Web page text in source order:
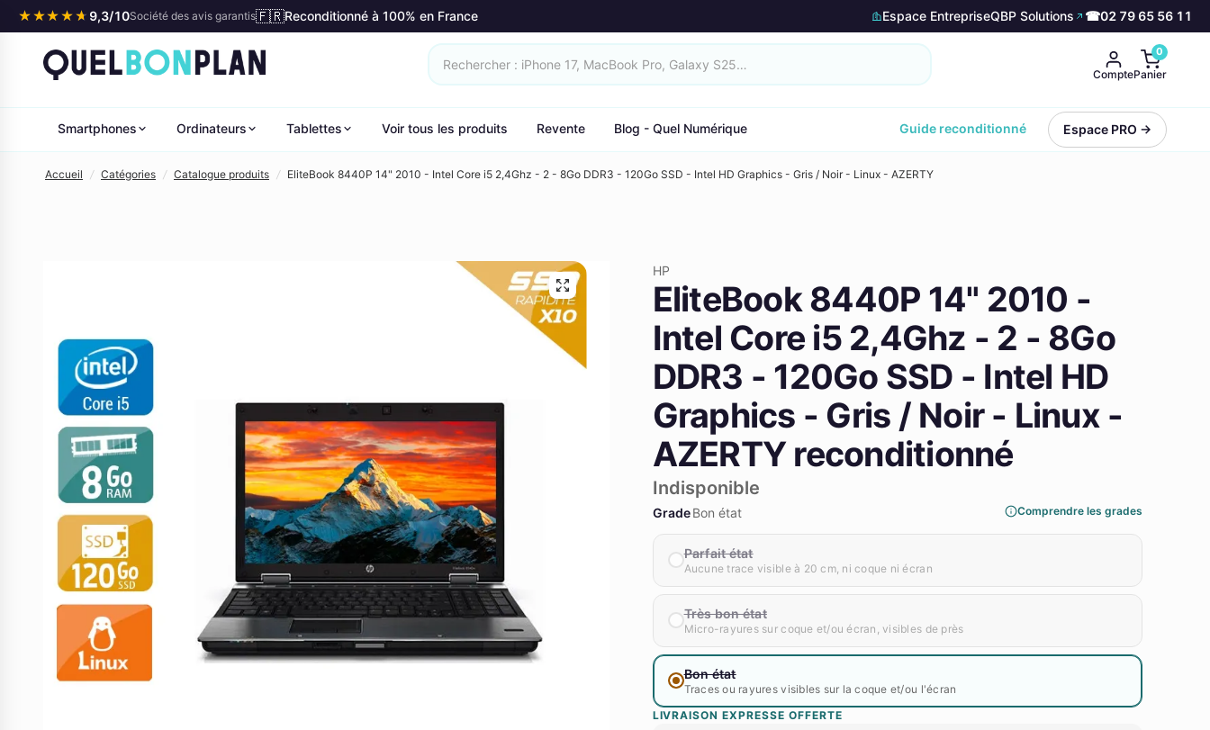
★★★★★
★★★★★ 9,3/10Société des avis garantis🇫🇷Reconditionné à 100% en France Espace EntrepriseQBP Solutions ☎02 79 65 56 11
Compte
0
Panier
Smartphones Ordinateurs Tablettes Voir tous les produits Revente Blog - Quel Numérique Guide reconditionné Espace PRO →
Accueil / Catégories / Catalogue produits / EliteBook 8440P 14" 2010 - Intel Core i5 2,4Ghz - 2 - 8Go DDR3 - 120Go SSD - Intel HD Graphics - Gris / Noir - Linux - AZERTY
HP
EliteBook 8440P 14" 2010 -
Intel Core i5 2,4Ghz - 2 - 8Go
DDR3 - 120Go SSD - Intel HD
Graphics - Gris / Noir - Linux -
AZERTY reconditionné
Indisponible
Grade Bon état Comprendre les grades
Parfait état
Aucune trace visible à 20 cm, ni coque ni écran
Très bon état
Micro-rayures sur coque et/ou écran, visibles de près
Bon état
Traces ou rayures visibles sur la coque et/ou l'écran
LIVRAISON EXPRESSE OFFERTE